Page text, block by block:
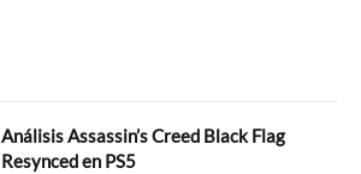
Análisis Assassin’s Creed Black Flag
Resynced en PS5